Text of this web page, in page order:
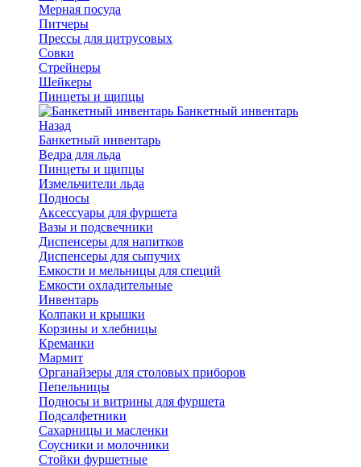
Мерная посуда
Питчеры
Прессы для цитрусовых
Совки
Стрейнеры
Шейкеры
Пинцеты и щипцы
Банкетный инвентарь
Назад
Банкетный инвентарь
Ведра для льда
Пинцеты и щипцы
Измельчители льда
Подносы
Аксессуары для фуршета
Вазы и подсвечники
Диспенсеры для напитков
Диспенсеры для сыпучих
Емкости и мельницы для специй
Емкости охладительные
Инвентарь
Колпаки и крышки
Корзины и хлебницы
Креманки
Мармит
Органайзеры для столовых приборов
Пепельницы
Подносы и витрины для фуршета
Подсалфетники
Сахарницы и масленки
Соусники и молочники
Стойки фуршетные